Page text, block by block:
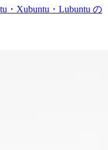
・Xubuntu・Lubuntu の